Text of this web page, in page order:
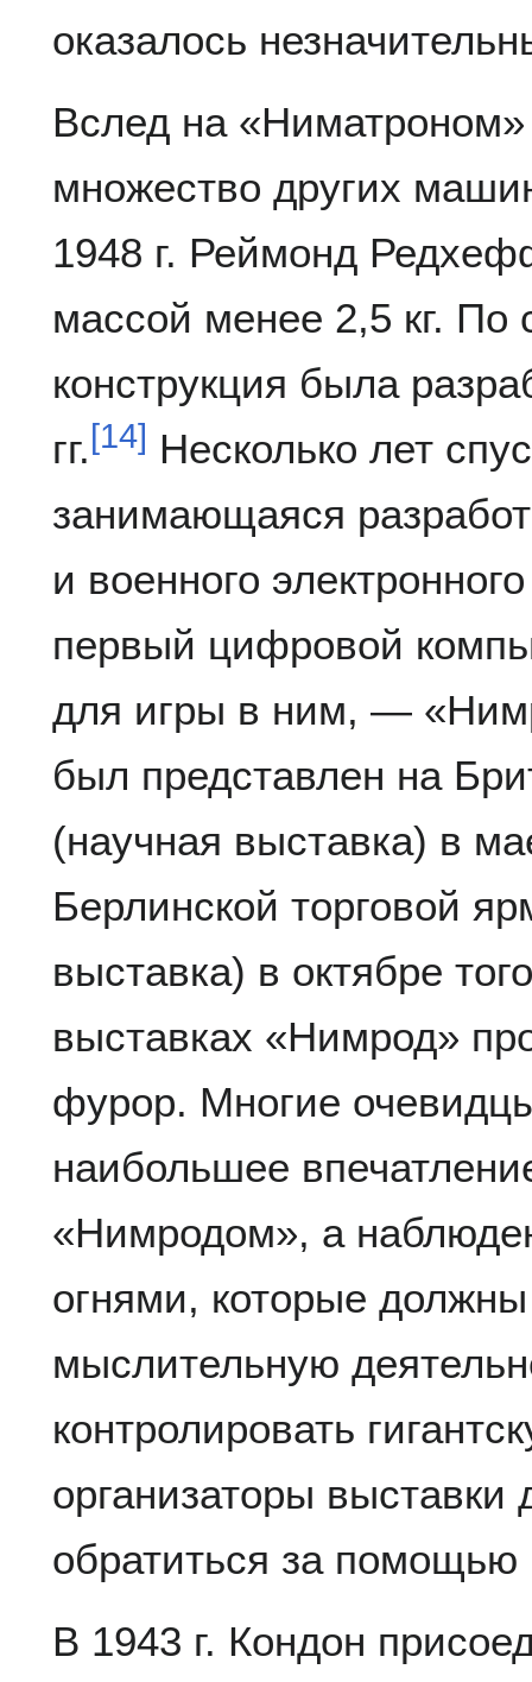
оказалось
Вслед на
множество других
1948 г. Реймонд
массой менее 2,5 кг.
конструкция была
гг. [14] Несколько лет
занимающаяся
и военного
первый цифровой
для игры в ним, —
был представлен на
(научная выставка) в
Берлинской торговой
выставка) в октябре
выставках «Нимрод»
фурор. Многие
наибольшее
«Нимродом», а
огнями, которые
мыслительную
контролировать
организаторы
обратиться за помощью
В 1943 г. Кондон